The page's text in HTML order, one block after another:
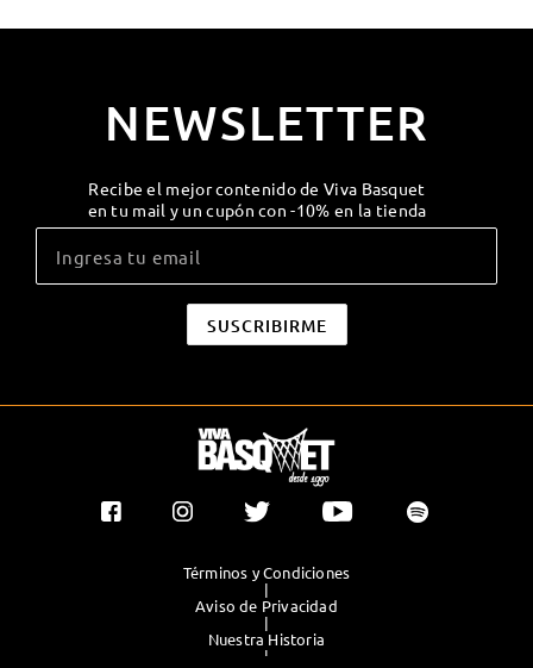
NEWSLETTER
Recibe el mejor contenido de Viva Basquet
en tu mail y un cupón con -10% en la tienda
Términos y Condiciones
|
Aviso de Privacidad
|
Nuestra Historia
|